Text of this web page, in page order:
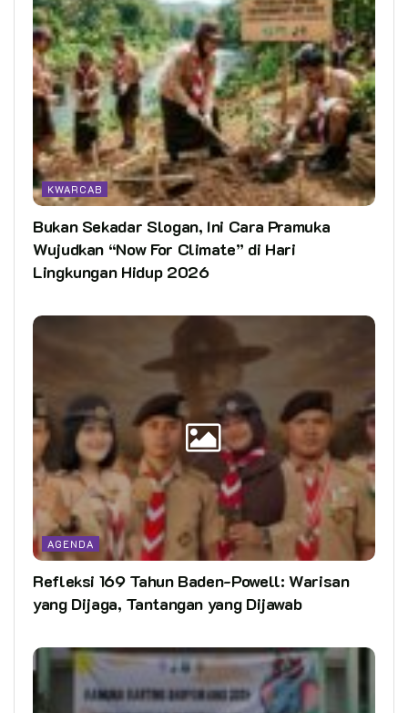
KWARCAB
Bukan Sekadar Slogan, Ini Cara Pramuka
Wujudkan “Now For Climate” di Hari
Lingkungan Hidup 2026
AGENDA
Refleksi 169 Tahun Baden-Powell: Warisan
yang Dijaga, Tantangan yang Dijawab